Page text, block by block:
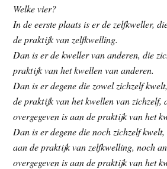
Welke vier?
In de eerste plaats is er de zelfkweller,
de praktijk van zelfkwelling.
Dan is er de kweller van anderen, die
praktijk van het kwellen van anderen.
Dan is er degene die zowel zichzelf
de praktijk van het kwellen van zichzelf,
overgegeven is aan de praktijk van het
Dan is er degene die noch zichzelf
aan de praktijk van zelfkwelling, noch
overgegeven is aan de praktijk van het